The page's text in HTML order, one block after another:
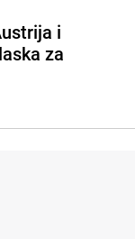
i
za